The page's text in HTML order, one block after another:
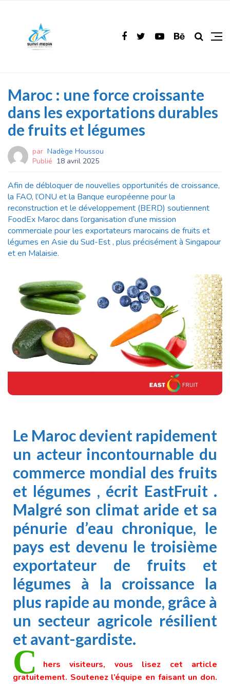
Maroc : une force croissante
dans les exportations durables
de fruits et légumes
par Nadège Houssou
Publié 18 avril 2025
Afin de débloquer de nouvelles opportunités de croissance,
la FAO, l’ONU et la Banque européenne pour la
reconstruction et le développement (BERD) soutiennent
FoodEx Maroc dans l’organisation d’une mission
commerciale pour les exportateurs marocains de fruits et
légumes en Asie du Sud-Est , plus précisément à Singapour
et en Malaisie.
Le Maroc devient rapidement
un acteur incontournable du
commerce mondial des fruits
et légumes , écrit EastFruit .
Malgré son climat aride et sa
pénurie d’eau chronique, le
pays est devenu le troisième
exportateur de fruits et
légumes à la croissance la
plus rapide au monde, grâce à
un secteur agricole résilient
et avant-gardiste.
C
hers visiteurs, vous lisez cet article
gratuitement. Soutenez l’équipe en faisant un don.